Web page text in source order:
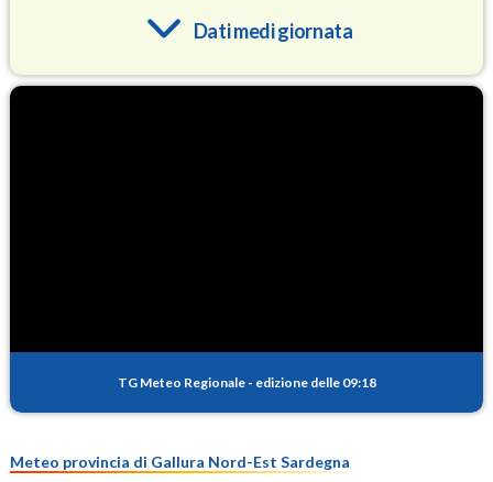
Dati medi giornata
PM25
TG Meteo Regionale - edizione delle 09:18
Meteo provincia di Gallura Nord-Est Sardegna